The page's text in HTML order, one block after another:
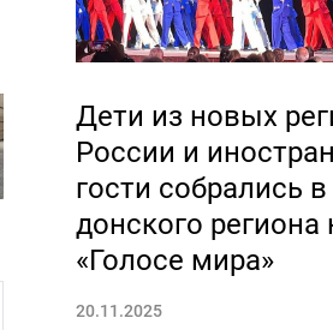
Дети из новых
России и
гости собрались
донского региона
«Голосе мира»
20.11.2025